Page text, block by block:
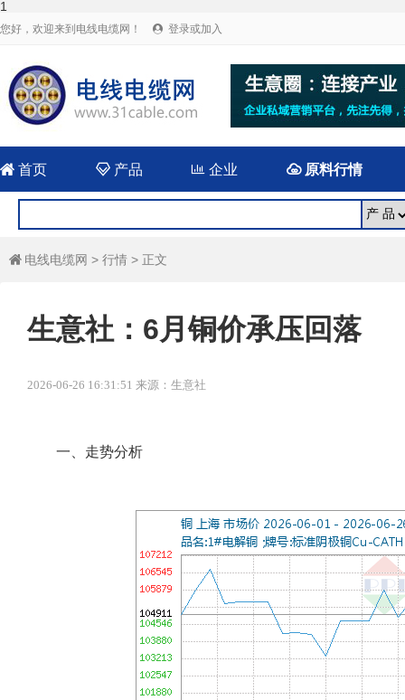
1
您好，欢迎来到电线电缆网！  登录或加入
 首页 产品  企业 原料行情
 电线电缆网 > 行情 > 正文
生意社：6月铜价承压回落
2026-06-26 16:31:51 来源：生意社
一、走势分析